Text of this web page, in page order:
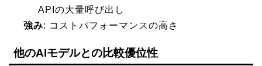
APIの大量呼び出し
強み: コストパフォーマンスの高さ
他のAIモデルとの比較優位性